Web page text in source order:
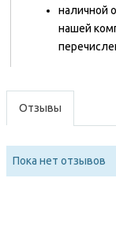
наличной
нашей
Отзывы
Пока нет отзывов